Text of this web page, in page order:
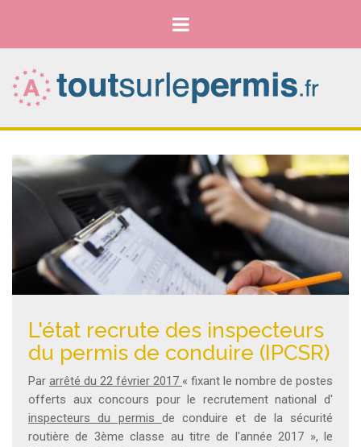
L'état recrute des inspecteurs
du permis de conduire (IPCSR)
Par arrêté du 22 février 2017 « fixant le nombre de postes
offerts aux concours pour le recrutement national d'
inspecteurs du permis de conduire et de la sécurité
routière de 3ème classe au titre de l'année 2017 », le